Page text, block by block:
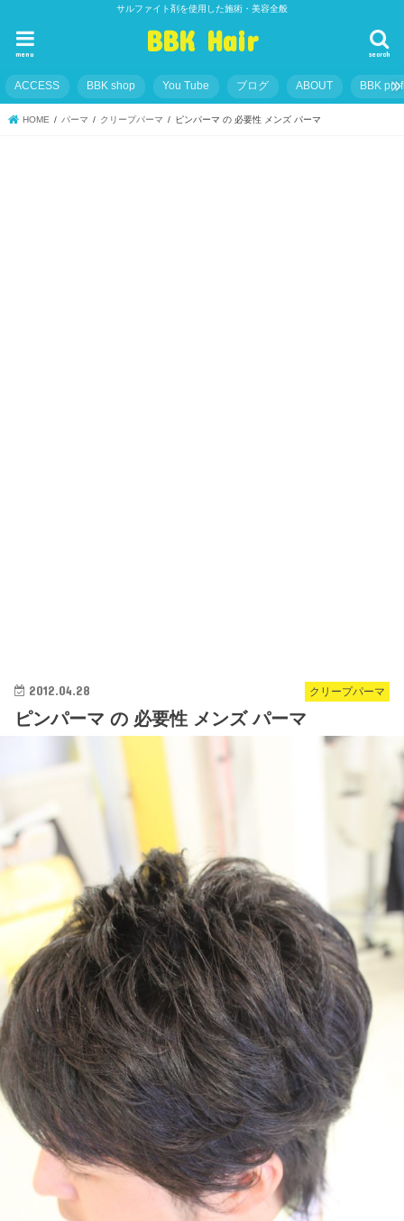
サルファイト剤を使用した施術・美容全般
BBK Hair search
menu
ACCESS BBK shop You Tube ブログ ABOUT BBK
HOME パーマ クリープパーマ ピンパーマ の 必要性 メンズ パーマ
クリープパーマ
2012.04.28
ピンパーマ の 必要性 メンズ パーマ